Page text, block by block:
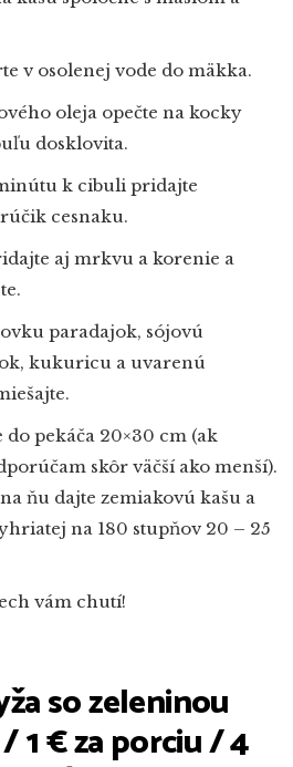
v osolenej vode do mäkka.
oleja opečte na kocky
dosklovita.
k cibuli pridajte
cesnaku.
aj mrkvu a korenie a
paradajok, sójovú
kukuricu a uvarenú
do pekáča 20×30 cm (ak
skôr väčší ako menší).
ňu dajte zemiakovú kašu a
na 180 stupňov 20 – 25
vám chutí!
so zeleninou
1 € za porciu / 4